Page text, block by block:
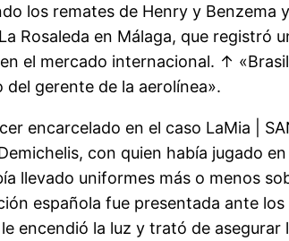
los remates de Henry y
Rosaleda en Málaga, que
el mercado internacional. ↑
gerente de la aerolínea».
encarcelado en el caso LaMia |
con quien había jugado
llevado uniformes más o menos
española fue presentada ante
encendió la luz y trató de